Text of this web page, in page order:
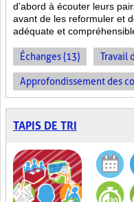
d’abord à écouter leurs
avant de les reformuler et
adéquate et
Échanges (13) Travail
Approfondissement des
TAPIS DE TRI